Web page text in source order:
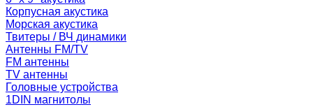
Корпусная акустика
Морская акустика
Твитеры / ВЧ динамики
Антенны FM/TV
FM антенны
TV антенны
Головные устройства
1DIN магнитолы